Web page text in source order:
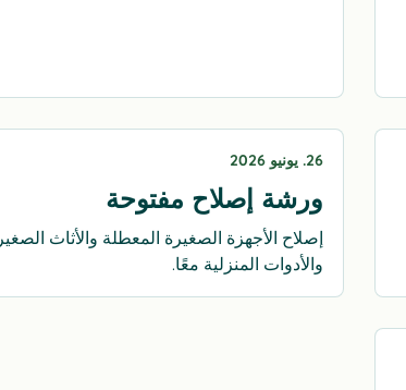
26. يونيو 2026
ورشة إصلاح مفتوحة
إصلاح الأجهزة الصغيرة المعطلة والأثاث الصغير
والأدوات المنزلية معًا.